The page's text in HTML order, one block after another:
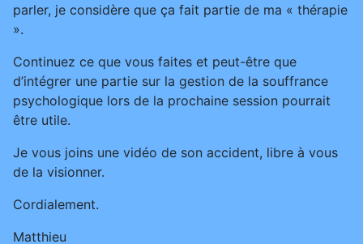
parler, je considère que ça fait partie de ma « thérapie
».
Continuez ce que vous faites et peut-être que
d’intégrer une partie sur la gestion de la souffrance
psychologique lors de la prochaine session pourrait
être utile.
Je vous joins une vidéo de son accident, libre à vous
de la visionner.
Cordialement.
Matthieu